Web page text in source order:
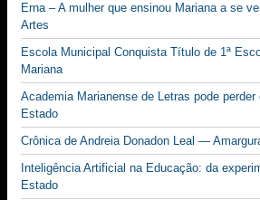
Erna – A mulher que ensinou Mariana a se
Artes
Escola Municipal Conquista Título de 1ª
Mariana
Academia Marianense de Letras pode
Estado
Crônica de Andreia Donadon Leal —
Inteligência Artificial na Educação: da
Estado